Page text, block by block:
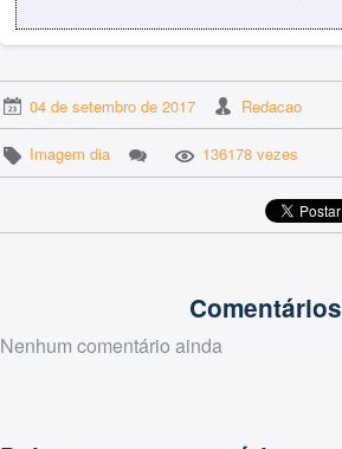
04 de setembro de 2017 Redacao
Imagem dia 136178 vezes
Comentários
Nenhum comentário ainda